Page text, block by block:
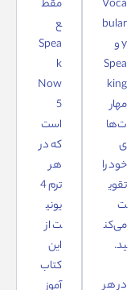
Voca
bular
y و
Spea
king
مهار
ت‌ها
ی
خود را
تقوی
ت
می‌کن
ید.
در هر
مقط
ع
Spea
k
Now
5
است
که در
هر
ترم 4
یونی
ت از
این
کتاب
آموز